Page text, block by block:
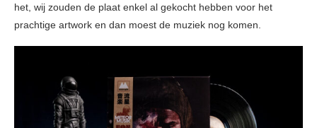
het, wij zouden de plaat enkel al gekocht hebben voor het
prachtige artwork en dan moest de muziek nog komen.